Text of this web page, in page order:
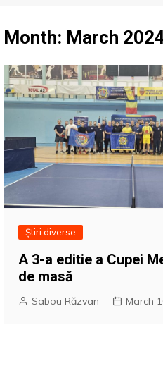
Month: March
Știri diverse
A 3-a editie a Cupei
de masă
Sabou Răzvan March